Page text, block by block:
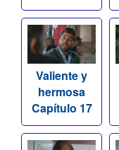
Valiente y
hermosa
Capítulo 17